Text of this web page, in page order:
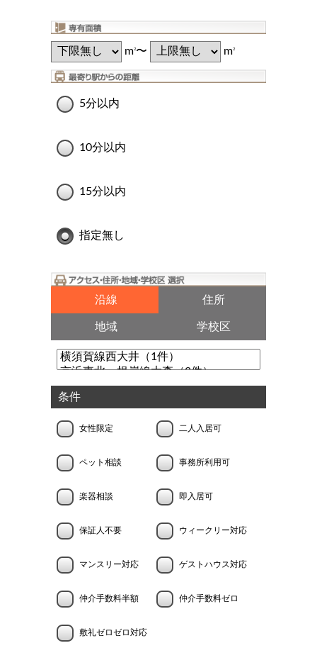
m2〜 m2
5分以内
10分以内
15分以内
指定無し
沿線 住所
地域 学校区
条件
女性限定 二人入居可
ペット相談 事務所利用可
楽器相談 即入居可
保証人不要 ウィークリー対応
マンスリー対応 ゲストハウス対応
仲介手数料半額 仲介手数料ゼロ
敷礼ゼロゼロ対応